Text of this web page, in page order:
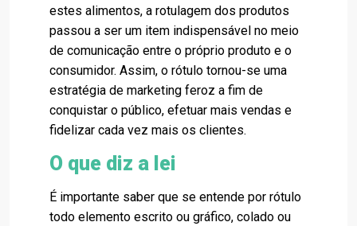
estes alimentos, a rotulagem dos produtos
passou a ser um item indispensável no meio
de comunicação entre o próprio produto e o
consumidor. Assim, o rótulo tornou-se uma
estratégia de marketing feroz a fim de
conquistar o público, efetuar mais vendas e
fidelizar cada vez mais os clientes.
O que diz a lei
É importante saber que se entende por rótulo
todo elemento escrito ou gráfico, colado ou